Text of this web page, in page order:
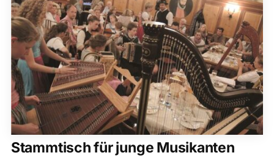
Stammtisch für junge Musikanten